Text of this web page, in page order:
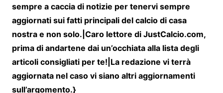
sempre a caccia di notizie per tenervi sempre
aggiornati sui fatti principali del calcio di casa
nostra e non solo.|Caro lettore di JustCalcio.com,
prima di andartene dai un’occhiata alla lista degli
articoli consigliati per te!|La redazione vi terrà
aggiornata nel caso vi siano altri aggiornamenti
sull’argomento.}